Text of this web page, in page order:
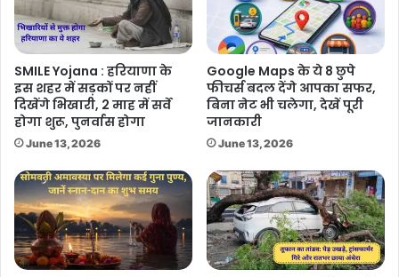
SMILE Yojana : हरियाणा के
इस शहर में सड़कों पर नहीं
दिखेंगे भिखारी, 2 माह में सर्वे
होगा शुरू, पुनर्वास होगा
June 13, 2026
Google Maps के ये 8 छुपे
फीचर्स बदल देंगे आपका सफर,
बिना नेट भी चलेगा, देखें पूरी
जानकारी
June 13, 2026